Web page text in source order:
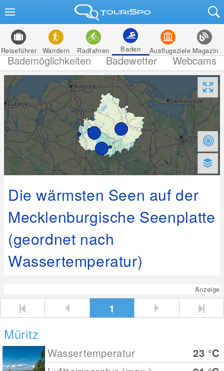
Reiseführer Wandern Radfahren Baden Ausflugsziele Magazin
Bademöglichkeiten Badewetter Webcams
Die wärmsten Seen auf der
Mecklenburgische Seenplatte
(geordnet nach
Wassertemperatur)
Anzeige
1
Müritz
Wassertemperatur 23 °C